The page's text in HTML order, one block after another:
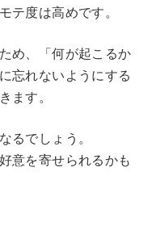
テ度は高めです。
め、「何が起こるか
忘れないようにする
ます。
るでしょう。
意を寄せられるかも